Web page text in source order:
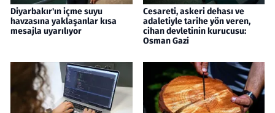
Diyarbakır'ın içme suyu
havzasına yaklaşanlar kısa
mesajla uyarılıyor
Cesareti, askeri dehası ve
adaletiyle tarihe yön veren,
cihan devletinin kurucusu:
Osman Gazi